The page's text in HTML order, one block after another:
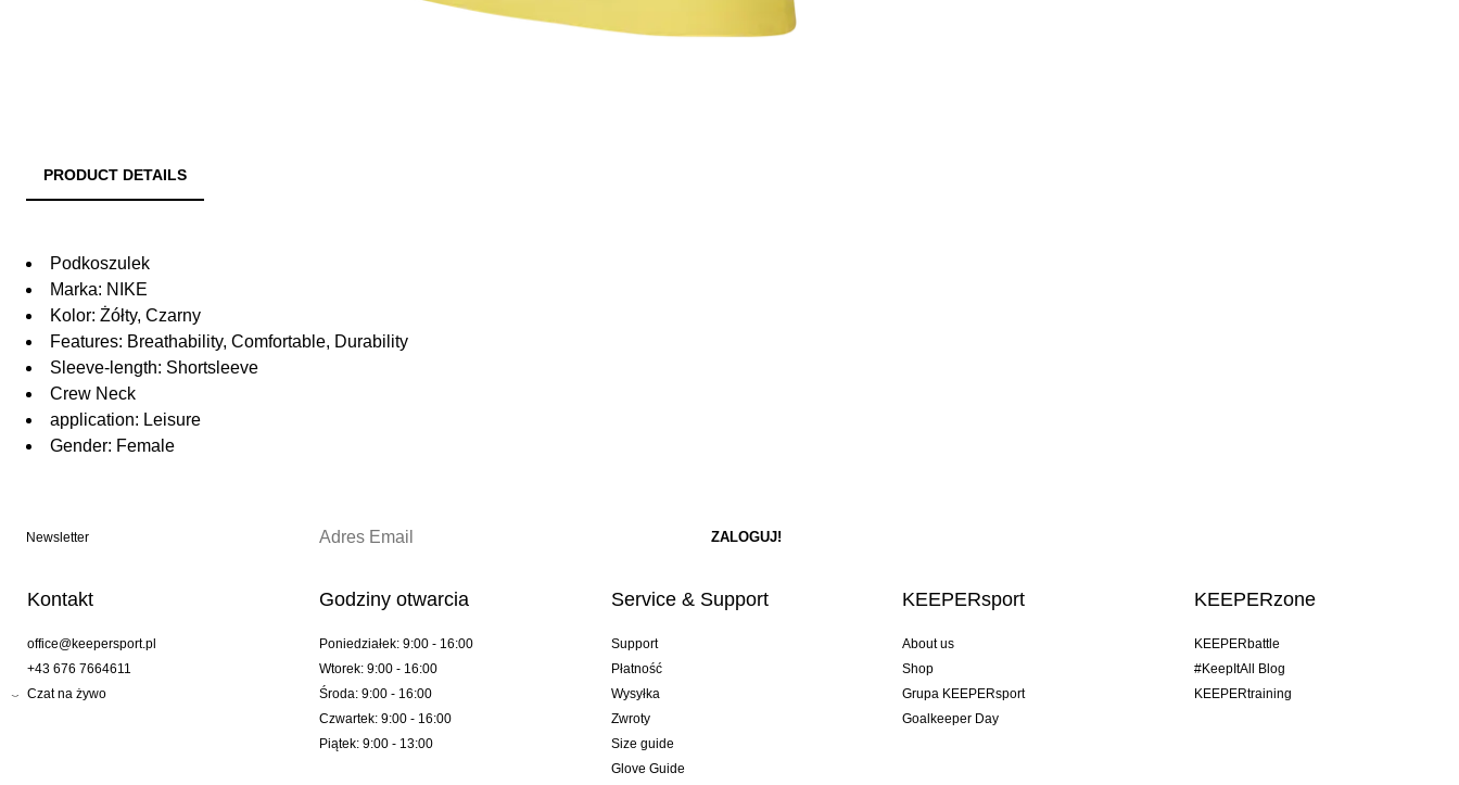
PRODUCT DETAILS
Podkoszulek
Marka: NIKE
Kolor: Żółty, Czarny
Features: Breathability, Comfortable, Durability
Sleeve-length: Shortsleeve
Crew Neck
application: Leisure
Gender: Female
Newsletter
Kontakt
office@keepersport.pl
+43 676 7664611
Czat na żywo
Godziny otwarcia
Poniedziałek: 9:00 - 16:00
Wtorek: 9:00 - 16:00
Środa: 9:00 - 16:00
Czwartek: 9:00 - 16:00
Piątek: 9:00 - 13:00
Service & Support
Support
Płatność
Wysyłka
Zwroty
Size guide
Glove Guide
KEEPERsport
About us
Shop
Grupa KEEPERsport
Goalkeeper Day
KEEPERzone
KEEPERbattle
#KeepItAll Blog
KEEPERtraining